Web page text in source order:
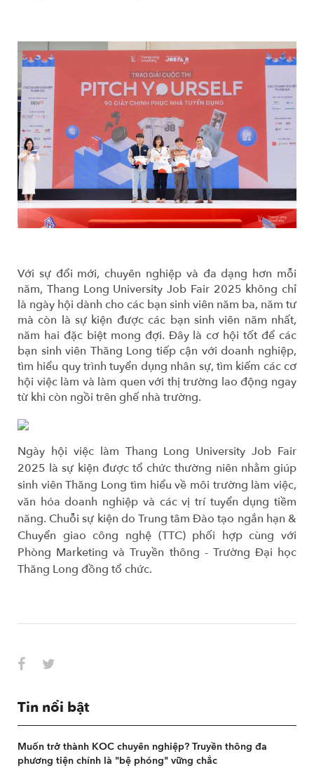
Với sự đổi mới, chuyên nghiệp và đa dạng hơn mỗi
năm, Thang Long University Job Fair 2025 không chỉ
là ngày hội dành cho các bạn sinh viên năm ba, năm tư
mà còn là sự kiện được các bạn sinh viên năm nhất,
năm hai đặc biệt mong đợi. Đây là cơ hội tốt để các
bạn sinh viên Thăng Long tiếp cận với doanh nghiệp,
tìm hiểu quy trình tuyển dụng nhân sự, tìm kiếm các cơ
hội việc làm và làm quen với thị trường lao động ngay
từ khi còn ngồi trên ghế nhà trường.
Ngày hội việc làm Thang Long University Job Fair
2025 là sự kiện được tổ chức thường niên nhằm giúp
sinh viên Thăng Long tìm hiểu về môi trường làm việc,
văn hóa doanh nghiệp và các vị trí tuyển dụng tiềm
năng. Chuỗi sự kiện do Trung tâm Đào tạo ngắn hạn &
Chuyển giao công nghệ (TTC) phối hợp cùng với
Phòng Marketing và Truyền thông - Trường Đại học
Thăng Long đồng tổ chức.
Tin nổi bật
Muốn trở thành KOC chuyên nghiệp? Truyền thông đa
phương tiện chính là "bệ phóng" vững chắc